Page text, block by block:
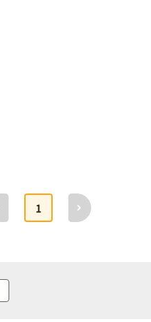
1
次へ
ー 粉なし（パ
ウダーフリー）
￥698~ （税込）